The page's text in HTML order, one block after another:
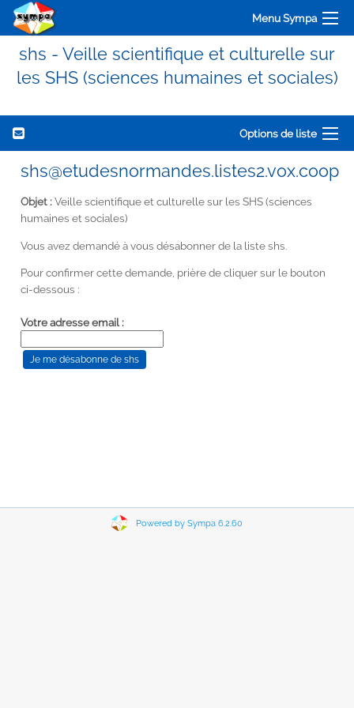
Menu Sympa
shs - Veille scientifique et culturelle sur
les SHS (sciences humaines et sociales)
Options de liste
shs@etudesnormandes.listes2.vox.coop
Objet :Veille scientifique et culturelle sur les SHS (sciences
humaines et sociales)
Vous avez demandé à vous désabonner de la liste shs.
Pour confirmer cette demande, prière de cliquer sur le bouton
ci-dessous :
Votre adresse email :
Powered by Sympa 6.2.60